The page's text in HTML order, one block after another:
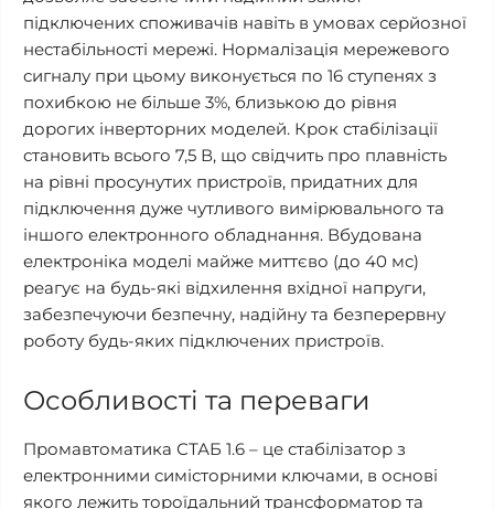
підключених споживачів навіть в умовах серйозної
нестабільності мережі. Нормалізація мережевого
сигналу при цьому виконується по 16 ступенях з
похибкою не більше 3%, близькою до рівня
дорогих інверторних моделей. Крок стабілізації
становить всього 7,5 В, що свідчить про плавність
на рівні просунутих пристроїв, придатних для
підключення дуже чутливого вимірювального та
іншого електронного обладнання. Вбудована
електроніка моделі майже миттєво (до 40 мс)
реагує на будь-які відхилення вхідної напруги,
забезпечуючи безпечну, надійну та безперервну
роботу будь-яких підключених пристроїв.
Особливості та переваги
Промавтоматика СТАБ 1.6 – це стабілізатор з
електронними симісторними ключами, в основі
якого лежить тороїдальний трансформатор та